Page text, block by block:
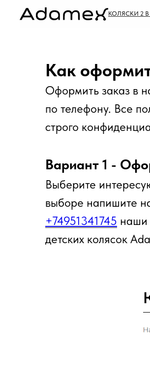
КОЛЯСКИ 2 В
Как
Оформить заказ в
по телефону. Все
строго
Вариант 1 -
Выберите
выборе напишите
+74951341745 наши
детских колясок